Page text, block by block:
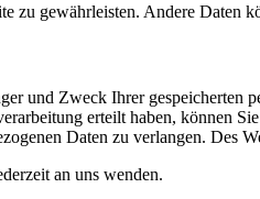
zu gewährleisten. Andere Daten
und Zweck Ihrer gespeicherten
erteilt haben, können
Daten zu verlangen. Des
an uns wenden.